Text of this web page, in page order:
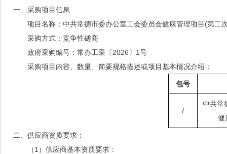
一、采购项目信息
项目名称： 中共常德市委办公室工会委员会健康管理项目(第二
采购方式：竞争性磋商
政府采购编号 ： 常办工采〔2026〕1号
采购项目内容、数量、简要规格描述或项目基本概况介绍：
包号
/
中共常
健
二、供应商资质要求：
（1）供应商基本资质要求：